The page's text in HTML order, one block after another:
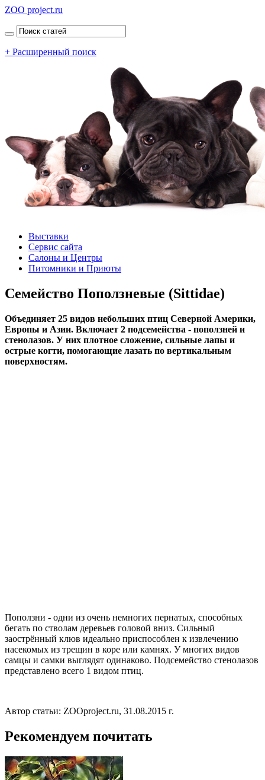
ZOO project.ru
+ Расширенный поиск
Выставки
Сервис сайта
Салоны и Центры
Питомники и Приюты
Семейство Поползневые (Sittidae)
Объединяет 25 видов небольших птиц Северной Америки,
Европы и Азии. Включает 2 подсемейства - поползней и
стенолазов. У них плотное сложение, сильные лапы и
острые когти, помогающие лазать по вертикальным
поверхностям.
Поползни - одни из очень немногих пернатых, способных
бегать по стволам деревьев головой вниз. Сильный
заострённый клюв идеально приспособлен к извлечению
насекомых из трещин в коре или камнях. У многих видов
самцы и самки выглядят одинаково. Подсемейство стенолазов
представлено всего 1 видом птиц.
Автор статьи: ZOOproject.ru, 31.08.2015 г.
Рекомендуем почитать